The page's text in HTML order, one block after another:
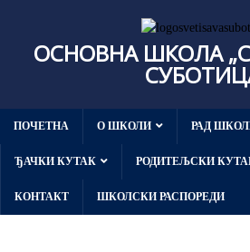
ОСНОВНА ШКОЛА
ПОЧЕТНА О ШКОЛИ РАД
ЂАЧКИ КУТАК РОДИТЕЉСКИ
КОНТАКТ ШКОЛСКИ РАСПОРЕДИ